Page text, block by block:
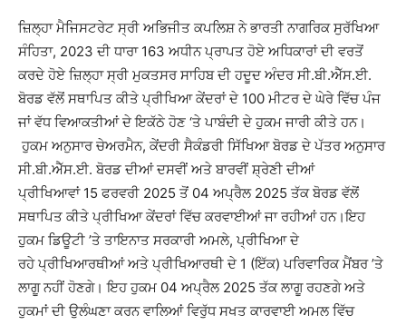
ਜ਼ਿਲ੍ਹਾ ਮੈਜਿਸਟਰੇਟ ਸ੍ਰੀ ਅਭਿਜੀਤ ਕਪਲਿਸ਼ ਨੇ ਭਾਰਤੀ ਨਾਗਰਿਕ ਸੁਰੱਖਿਆ
ਸੰਹਿਤਾ, 2023 ਦੀ ਧਾਰਾ 163 ਅਧੀਨ ਪ੍ਰਾਪਤ ਹੋਏ ਅਧਿਕਾਰਾਂ ਦੀ ਵਰਤੋਂ
ਕਰਦੇ ਹੋਏ ਜ਼ਿਲ੍ਹਾ ਸ੍ਰੀ ਮੁਕਤਸਰ ਸਾਹਿਬ ਦੀ ਹਦੂਦ ਅੰਦਰ ਸੀ.ਬੀ.ਐੱਸ.ਈ.
ਬੋਰਡ ਵੱਲੋਂ ਸਥਾਪਿਤ ਕੀਤੇ ਪ੍ਰੀਖਿਆ ਕੇਂਦਰਾਂ ਦੇ 100 ਮੀਟਰ ਦੇ ਘੇਰੇ ਵਿੱਚ ਪੰਜ
ਜਾਂ ਵੱਧ ਵਿਆਕਤੀਆਂ ਦੇ ਇਕੱਠੇ ਹੋਣ ‘ਤੇ ਪਾਬੰਦੀ ਦੇ ਹੁਕਮ ਜਾਰੀ ਕੀਤੇ ਹਨ।
ਹੁਕਮ ਅਨੁਸਾਰ ਚੇਅਰਮੈਨ, ਕੇਂਦਰੀ ਸੈਕੰਡਰੀ ਸਿੱਖਿਆ ਬੋਰਡ ਦੇ ਪੱਤਰ ਅਨੁਸਾਰ
ਸੀ.ਬੀ.ਐੱਸ.ਈ. ਬੋਰਡ ਦੀਆਂ ਦਸਵੀਂ ਅਤੇ ਬਾਰਵੀਂ ਸ਼੍ਰੇਣੀ ਦੀਆਂ
ਪ੍ਰੀਖਿਆਵਾਂ 15 ਫਰਵਰੀ 2025 ਤੋਂ 04 ਅਪ੍ਰੈਲ 2025 ਤੱਕ ਬੋਰਡ ਵੱਲੋਂ
ਸਥਾਪਿਤ ਕੀਤੇ ਪ੍ਰੀਖਿਆ ਕੇਂਦਰਾਂ ਵਿੱਚ ਕਰਵਾਈਆਂ ਜਾ ਰਹੀਆਂ ਹਨ।ਇਹ
ਹੁਕਮ ਡਿਊਟੀ ’ਤੇ ਤਾਇਨਾਤ ਸਰਕਾਰੀ ਅਮਲੇ, ਪ੍ਰੀਖਿਆ ਦੇ
ਰਹੇ ਪ੍ਰੀਖਿਆਰਥੀਆਂ ਅਤੇ ਪ੍ਰੀਖਿਆਰਥੀ ਦੇ 1 (ਇੱਕ) ਪਰਿਵਾਰਿਕ ਮੈਂਬਰ ’ਤੇ
ਲਾਗੂ ਨਹੀਂ ਹੋਣਗੇ। ਇਹ ਹੁਕਮ 04 ਅਪ੍ਰੈਲ 2025 ਤੱਕ ਲਾਗੂ ਰਹਣਗੇ ਅਤੇ
ਹੁਕਮਾਂ ਦੀ ਉਲੰਘਣਾ ਕਰਨ ਵਾਲਿਆਂ ਵਿਰੁੱਧ ਸਖਤ ਕਾਰਵਾਈ ਅਮਲ ਵਿੱਚ